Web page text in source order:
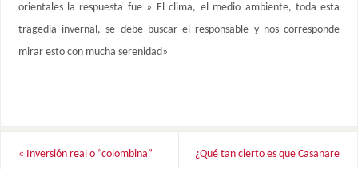
orientales la respuesta fue » El clima, el medio ambiente, toda esta
tragedia invernal, se debe buscar el responsable y nos corresponde
mirar esto con mucha serenidad»
« Inversión real o “colombina”
¿Qué tan cierto es que Casanare